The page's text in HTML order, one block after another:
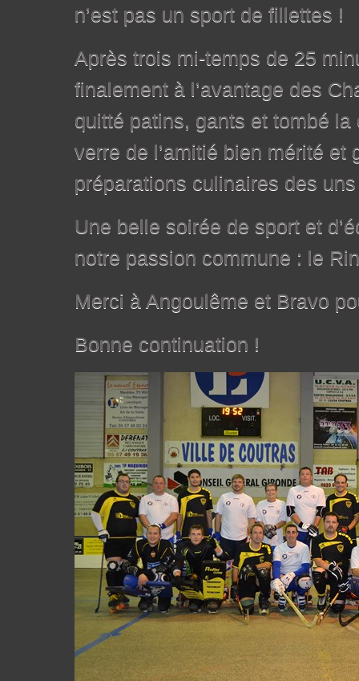
n’est pas un sport de fillettes !
Après trois mi-temps de 25
finalement à l’avantage des
quitté patins, gants et tombé
verre de l’amitié bien mérité et
préparations culinaires des
Une belle soirée de sport et
notre passion commune : le
Merci à Angoulême et Bravo
Bonne continuation !